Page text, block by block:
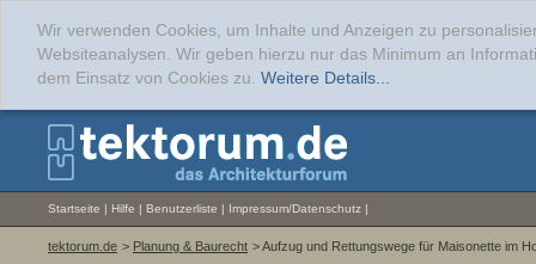
Wir verwenden Cookies, um Inhalte und Anzeigen zu
Websiteanalysen. Wir geben hierzu nur das Minimum an
dem Einsatz von Cookies zu. Weitere Details...
Startseite | Hilfe | Benutzerliste | Impressum/Datenschutz |
tektorum.de > Planung & Baurecht > Aufzug und Rettungswege für Maisonette im